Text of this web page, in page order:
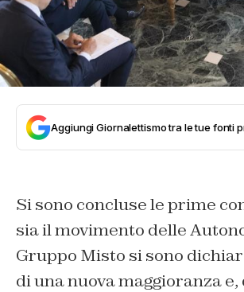
Aggiungi Giornalettismo tra le tue fonti
Si sono concluse le prime
sia il movimento delle
Gruppo Misto si sono
di una nuova maggioranza